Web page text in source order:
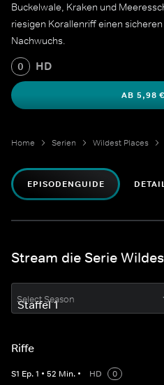
Buckelwale, Kraken und
riesigen Korallenriff einen
Nachwuchs.
0 HD
AB 5,98
Home Serien Wildest Places
EPISODENGUIDE
Stream die Serie
Select Season
Riffe
S1 Ep.1 • 52 Min. • HD
0